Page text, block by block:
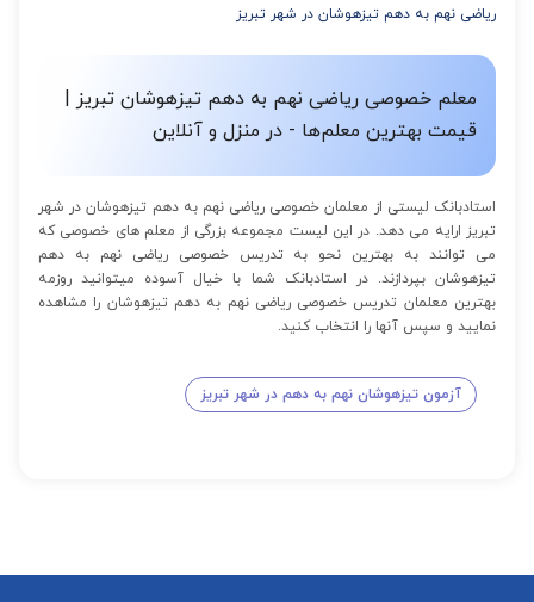
ریاضی نهم به دهم تیزهوشان در شهر تبریز
معلم خصوصی ریاضی نهم به دهم تیزهوشان تبریز |
قیمت بهترین معلم‌ها - در منزل و آنلاین
استادبانک لیستی از معلمان خصوصی ریاضی نهم به دهم تیزهوشان در شهر
تبریز ارایه می دهد. در این لیست مجموعه بزرگی از معلم های خصوصی که
می توانند به بهترین نحو به تدریس خصوصی ریاضی نهم به دهم
تیزهوشان بپردازند. در استادبانک شما با خیال آسوده میتوانید روزمه
بهترین معلمان تدریس خصوصی ریاضی نهم به دهم تیزهوشان را مشاهده
نمایید و سپس آنها را انتخاب کنید.
آزمون تیزهوشان نهم به دهم در شهر تبریز